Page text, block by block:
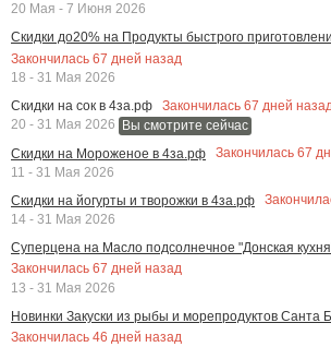
20 Мая - 7 Июня 2026
Скидки до20% на Продукты быстрого
Закончилась 67 дней назад
18 - 31 Мая 2026
Скидки на сок в 4за.рф
Закончилась 67 дней
20 - 31 Мая 2026 Вы смотрите сейчас
Скидки на Мороженое в 4за.рф
Закончилась 67
11 - 31 Мая 2026
Скидки на йогурты и творожки в 4за.рф
14 - 31 Мая 2026
Суперцена на Масло подсолнечное "Донская
Закончилась 67 дней назад
13 - 31 Мая 2026
Новинки Закуски из рыбы и морепродуктов Санта
Закончилась 46 дней назад